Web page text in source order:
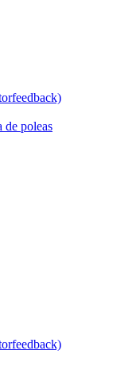
de poleas